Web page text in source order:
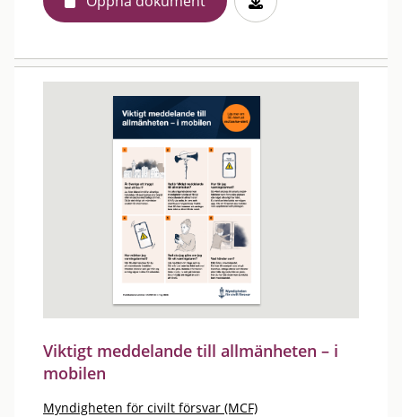
Viktigt meddelande till allmänheten – i
mobilen
Myndigheten för civilt försvar (MCF)